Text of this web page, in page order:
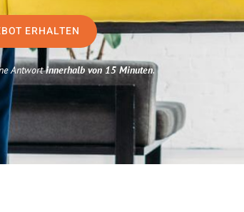
ERHALTEN
Antwortinnerhalb von 15 Minuten.